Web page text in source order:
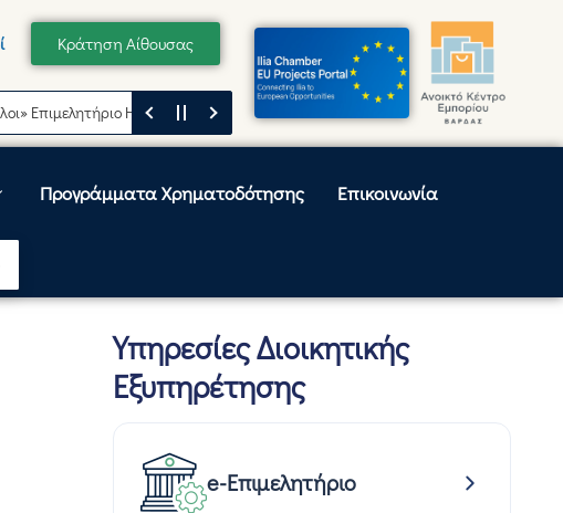
Κράτηση Αίθουσας
Ηλείας Μήνυμα του Προέδρου του Επιμελητηρίου Ηλείας,
Προγράμματα Χρηματοδότησης Επικοινωνία
Υπηρεσίες Διοικητικής
Εξυπηρέτησης
e-Επιμελητήριο